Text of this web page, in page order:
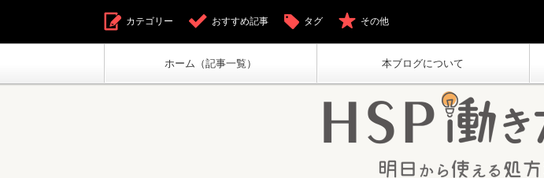
ホーム（記事一覧） 本ブログについて
カテゴリー おすすめ記事 タグ その他